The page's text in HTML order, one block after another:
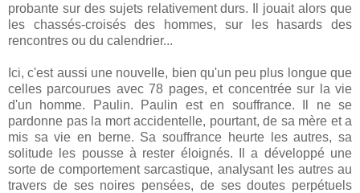
probante sur des sujets relativement durs. Il jouait alors que
les chassés-croisés des hommes, sur les hasards des
rencontres ou du calendrier...
Ici, c'est aussi une nouvelle, bien qu'un peu plus longue que
celles parcourues avec 78 pages, et concentrée sur la vie
d'un homme. Paulin. Paulin est en souffrance. Il ne se
pardonne pas la mort accidentelle, pourtant, de sa mère et a
mis sa vie en berne. Sa souffrance heurte les autres, sa
solitude les pousse à rester éloignés. Il a développé une
sorte de comportement sarcastique, analysant les autres au
travers de ses noires pensées, de ses doutes perpétuels